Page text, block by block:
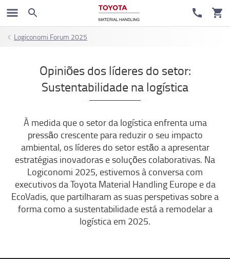
Logiconomi Forum 2025
Opiniões dos líderes do setor:
Sustentabilidade na logística
À medida que o setor da logística enfrenta uma
pressão crescente para reduzir o seu impacto
ambiental, os líderes do setor estão a apresentar
estratégias inovadoras e soluções colaborativas. Na
Logiconomi 2025, estivemos à conversa com
executivos da Toyota Material Handling Europe e da
EcoVadis, que partilharam as suas perspetivas sobre a
forma como a sustentabilidade está a remodelar a
logística em 2025.